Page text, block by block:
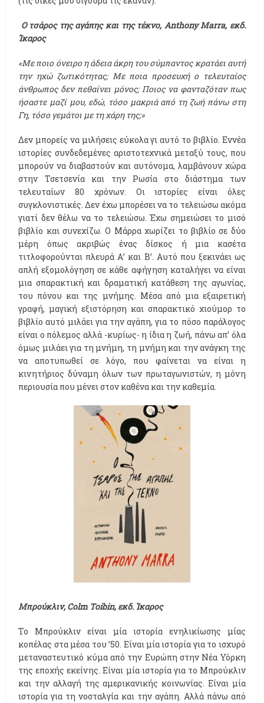
Ο τσάρος της αγάπης και της τέκνο, AnthonyMarra, εκδ.
Ίκαρος
«Με ποιο όνειρο η άδεια άκρη του σύμπαντος κρατάει αυτή
την ηχώ ζωτικότητας; Με ποια προσευχή ο τελευταίος
άνθρωπος δεν πεθαίνει μόνος; Ποιος να φανταζόταν πως
ήσαστε μαζί μου, εδώ, τόσο μακριά από τη ζωή πάνω στη
Γη, τόσο γεμάτοι με τη χάρη της;»
Δεν μπορείς να μιλήσεις εύκολα γι αυτό το βιβλίο. Εννέα
ιστορίες συνδεδεμένες αριστοτεχνικά μεταξύ τους, που
μπορούν να διαβαστούν και αυτόνομα, λαμβάνουν χώρα
στην Τσετσενία και την Ρωσία στο διάστημα των
τελευταίων 80 χρόνων. Οι ιστορίες είναι όλες
συγκλονιστικές. Δεν έχω μπορέσει να το τελειώσω ακόμα
γιατί δεν θέλω να το τελειώσω. Έχω σημειώσει το μισό
βιβλίο και συνεχίζω. Ο Μάρρα χωρίζει το βιβλίο σε δύο
μέρη όπως ακριβώς ένας δίσκος ή μια κασέτα
τιτλοφορούνται πλευρά Α’ και Β’. Αυτό που ξεκινάει ως
απλή εξομολόγηση σε κάθε αφήγηση καταλήγει να είναι
μια σπαρακτική και δραματική κατάθεση της αγωνίας,
του πόνου και της μνήμης. Μέσα από μια εξαιρετική
γραφή, μαγική εξιστόρηση και σπαρακτικό χιούμορ το
βιβλίο αυτό μιλάει για την αγάπη, για το πόσο παράλογος
είναι ο πόλεμος αλλά -κυρίως- η ίδια η ζωή, πάνω απ’ όλα
όμως μιλάει για τη μνήμη, τη μνήμη και την ανάγκη της
να αποτυπωθεί σε λόγο, που φαίνεται να είναι η
κινητήριος δύναμη όλων των πρωταγωνιστών, η μόνη
περιουσία που μένει στον καθένα και την καθεμία.
Μπρούκλιν, Colm Toibin, εκδ. Ίκαρος
Το Μπρούκλιν είναι μία ιστορία ενηλικίωσης μίας
κοπέλας στα μέσα του ’50. Είναι μία ιστορία για το ισχυρό
μεταναστευτικό κύμα από την Ευρώπη στην Νέα Υόρκη
της εποχής εκείνης. Είναι μία ιστορία για το Μπρούκλιν
και την αλλαγή της αμερικανικής κοινωνίας. Είναι μία
ιστορία για τη νοσταλγία και την αγάπη. Αλλά πάνω από